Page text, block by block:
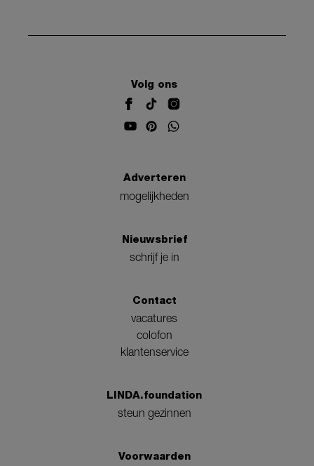
Volg ons
Adverteren
mogelijkheden
Nieuwsbrief
schrijf je in
Contact
vacatures
colofon
klantenservice
LINDA.foundation
steun gezinnen
Voorwaarden